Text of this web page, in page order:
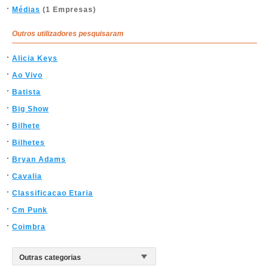
Médias (1 Empresas)
Outros utilizadores pesquisaram
Alicia Keys
Ao Vivo
Batista
Big Show
Bilhete
Bilhetes
Bryan Adams
Cavalia
Classificacao Etaria
Cm Punk
Coimbra